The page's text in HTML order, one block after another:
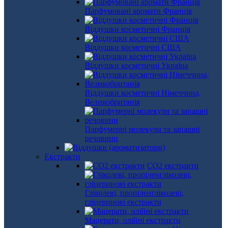
Парфумовані аромати Франція
Віддушки косметичні Франція
Віддушки косметичні США
Віддушки косметичні Україна
Віддушки косметичні Німеччина,
Великобританія
Парфумерні молекули та запашні
речовини
Екстракти
СО2 екстракти
Гліколеві, пропіленгліколеві,
гліцеринові екстракти
Мацерати, олійні екстракти